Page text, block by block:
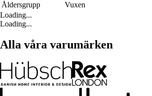
Åldersgrupp
Vuxen
Loading...
Loading...
Alla våra varumärken